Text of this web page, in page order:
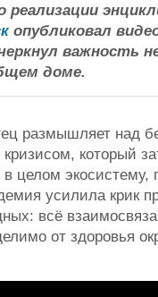
реализации
опубликовал
важность
доме.
размышляет над
который
в целом экосистему,
усилила крик
всё
от здоровья